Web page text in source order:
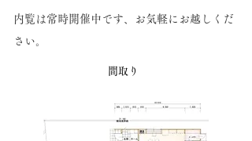
内覧は常時開催中です、お気軽にお越しくだ
さい。
間取り